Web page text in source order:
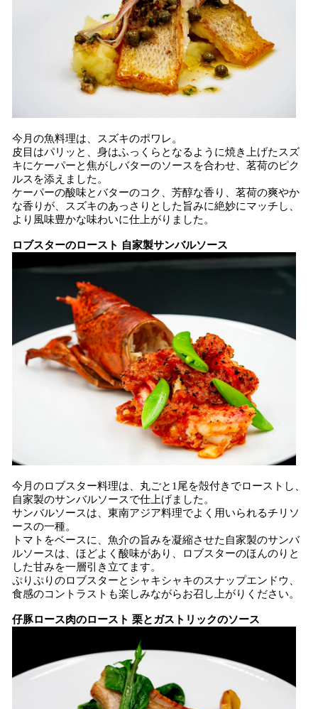
今月の魚料理は、スズキのポワレ。
皮目はパリッと、身はふっくらとなるように焼き上げたスズ
キにケーパーと焦がしバターのソースを合わせ、茗荷のピク
ルスを添えました。
ケーパーの酸味とバターのコク、芳醇な香り、茗荷の爽やか
な香りが、スズキのあっさりとした旨みに絶妙にマッチし、
より風味豊かな味わいに仕上がりました。
ロブスターのロースト 自家製サンバルソース
今月のロブスター料理は、丸ごと1尾を殻付きでローストし、
自家製のサンバルソースで仕上げました。
サンバルソースは、東南アジア料理でよく用いられるチリソ
ースの一種。
トマトをベースに、魚介の旨みを凝縮させた自家製のサンバ
ルソースは、ほどよく酸味があり、ロブスターのほんのりと
した甘みを一層引き立てます。
ぷりぷりのロブスターとシャキシャキのスナップエンドウ、
食感のコントラストも楽しみながらお召し上がりください。
仔豚ロース肉のロースト 栗とガストリックのソース